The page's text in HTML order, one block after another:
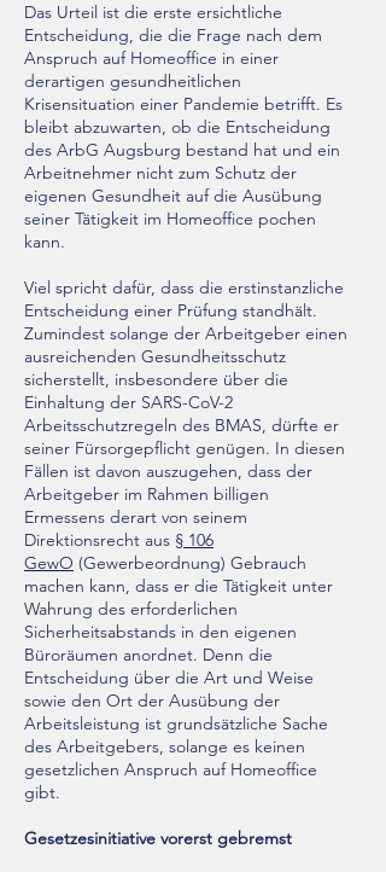
Das Urteil ist die erste ersichtliche
Entscheidung, die die Frage nach dem
Anspruch auf Homeoffice in einer
derartigen gesundheitlichen
Krisensituation einer Pandemie betrifft. Es
bleibt abzuwarten, ob die Entscheidung
des ArbG Augsburg bestand hat und ein
Arbeitnehmer nicht zum Schutz der
eigenen Gesundheit auf die Ausübung
seiner Tätigkeit im Homeoffice pochen
kann.
Viel spricht dafür, dass die erstinstanzliche
Entscheidung einer Prüfung standhält.
Zumindest solange der Arbeitgeber einen
ausreichenden Gesundheitsschutz
sicherstellt, insbesondere über die
Einhaltung der SARS-CoV-2
Arbeitsschutzregeln des BMAS, dürfte er
seiner Fürsorgepflicht genügen. In diesen
Fällen ist davon auszugehen, dass der
Arbeitgeber im Rahmen billigen
Ermessens derart von seinem
Direktionsrecht aus § 106
GewO (Gewerbeordnung) Gebrauch
machen kann, dass er die Tätigkeit unter
Wahrung des erforderlichen
Sicherheitsabstands in den eigenen
Büroräumen anordnet. Denn die
Entscheidung über die Art und Weise
sowie den Ort der Ausübung der
Arbeitsleistung ist grundsätzliche Sache
des Arbeitgebers, solange es keinen
gesetzlichen Anspruch auf Homeoffice
gibt.
Gesetzesinitiative vorerst gebremst